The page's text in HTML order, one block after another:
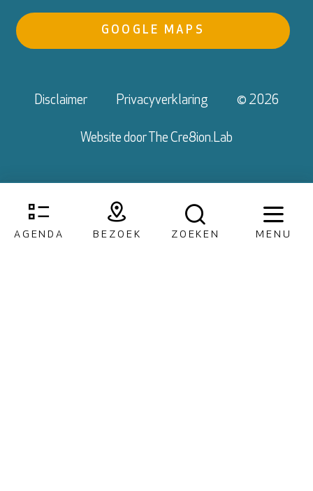
AGENDA BEZOEK ZOEKEN MENU
GOOGLE MAPS
Disclaimer Privacyverklaring © 2026
Website door The Cre8ion.Lab